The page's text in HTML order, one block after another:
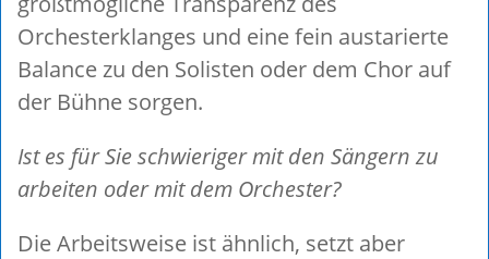
Orchesterklanges und eine fein austarierte
Balance zu den Solisten oder dem Chor auf
der Bühne sorgen.
Ist es für Sie schwieriger mit den Sängern zu
arbeiten oder mit dem Orchester?
Die Arbeitsweise ist ähnlich, setzt aber